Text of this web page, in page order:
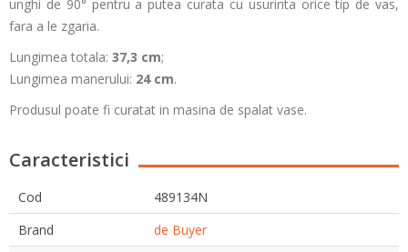
unghi de 90° pentru a putea curata cu usurinta orice tip de vas,
fara a le zgaria.
Lungimea totala: 37,3 cm;
Lungimea manerului: 24 cm.
Produsul poate fi curatat in masina de spalat vase.
Caracteristici
Cod
489134N
Brand
de Buyer